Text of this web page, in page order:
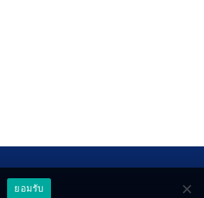
ยอมรับ